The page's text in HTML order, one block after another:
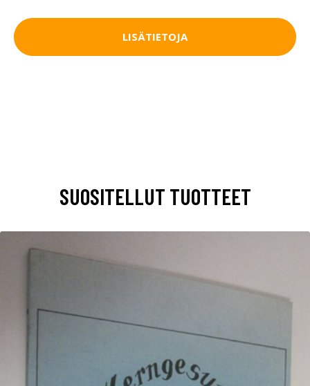
LISÄTIETOJA
SUOSITELLUT TUOTTEET